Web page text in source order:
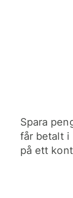
Spara
får betalt i
på ett